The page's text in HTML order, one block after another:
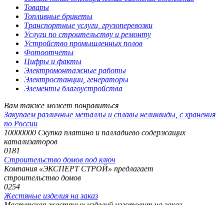
Товары
Топливные брикеты
Транспортные услуги, грузоперевозки
Услуги по строительству и ремонту
Устройство промышленных полов
Фотоотчеты
Цифры и факты
Электромонтажные работы
Электростанции, генераторы
Элементы благоустройства
Вам также может понравиться
Закупаем различные металлы и сплавы неликвиды, с хранения
по России
10000000 Скупка платино и палладиево содержащих
катализаторов
0181
Строительство домов под ключ
Компания «ЭКСПЕРТ СТРОЙ» предлагает
строительство домов
0254
Жестяные изделия на заказ